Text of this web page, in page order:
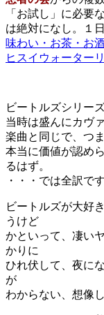
「お試し」に必要
は絶対になし。１
味わい・お茶・お
ヒスイウォーター
ビートルズシリー
当時は盛んにカヴ
楽曲と同じで、つ
本当に価値が認め
るはず。
・・・では全訳です
ビートルズが大好
うけど
かといって、凄い
かりに
ひれ伏して、夜に
が
わからない、想像